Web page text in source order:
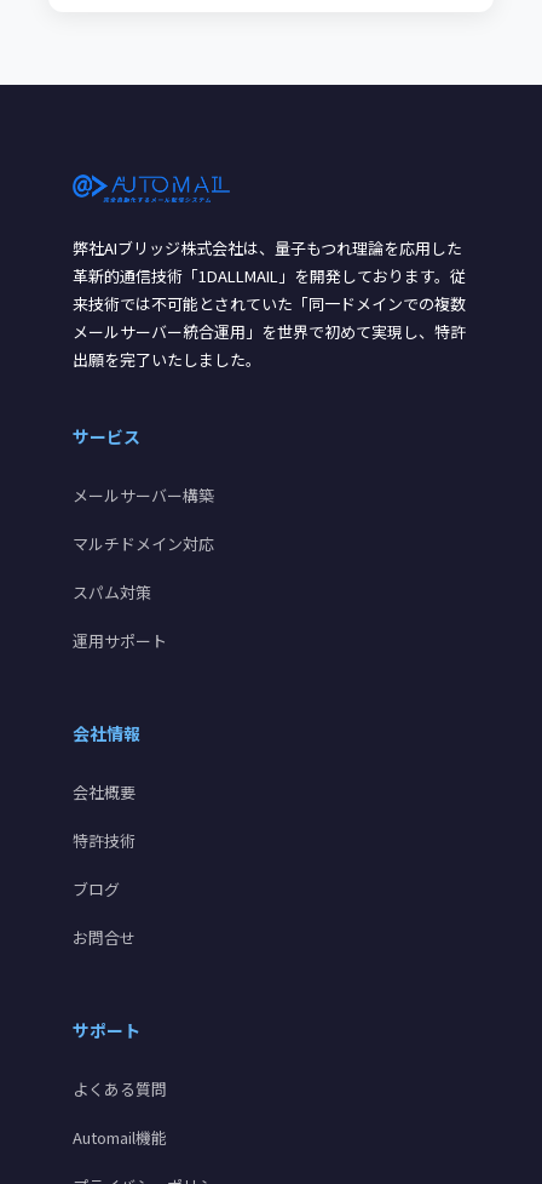
弊社AIブリッジ株式会社は、量子もつれ理論を応用した
革新的通信技術「1DALLMAIL」を開発しております。従
来技術では不可能とされていた「同一ドメインでの複数
メールサーバー統合運用」を世界で初めて実現し、特許
出願を完了いたしました。
サービス
メールサーバー構築
マルチドメイン対応
スパム対策
運用サポート
会社情報
会社概要
特許技術
ブログ
お問合せ
サポート
よくある質問
Automail機能